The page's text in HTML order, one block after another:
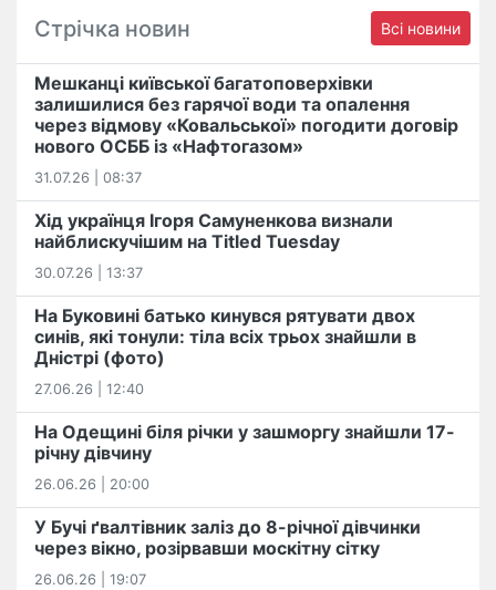
Стрічка новин Всі новини
Мешканці київської багатоповерхівки
залишилися без гарячої води та опалення
через відмову «Ковальської» погодити договір
нового ОСББ із «Нафтогазом»
31.07.26 | 08:37
Хід українця Ігоря Самуненкова визнали
найблискучішим на Titled Tuesday
30.07.26 | 13:37
На Буковині батько кинувся рятувати двох
синів, які тонули: тіла всіх трьох знайшли в
Дністрі (фото)
27.06.26 | 12:40
На Одещині біля річки у зашморгу знайшли 17-
річну дівчину
26.06.26 | 20:00
У Бучі ґвалтівник заліз до 8-річної дівчинки
через вікно, розірвавши москітну сітку
26.06.26 | 19:07